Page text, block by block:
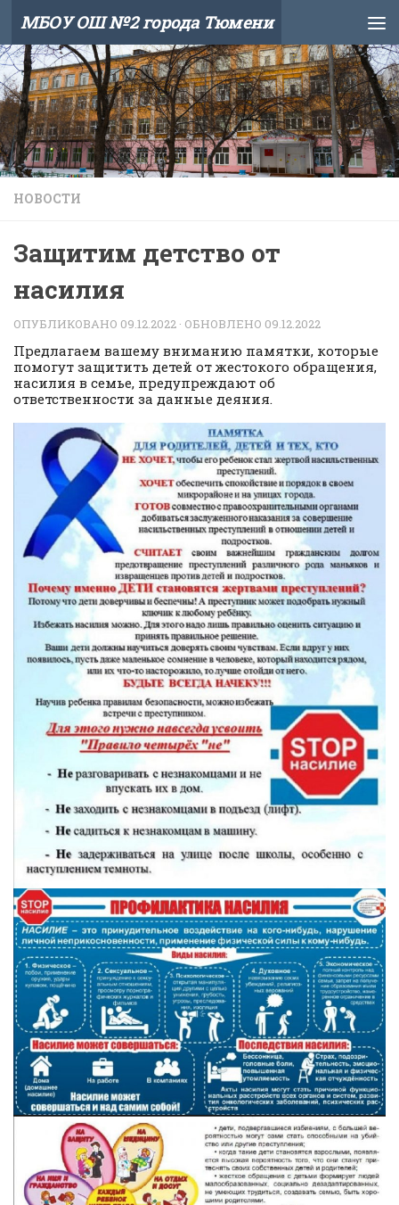
Skip to content
МБОУ ОШ №2 города Тюмени
НОВОСТИ
Защитим детство от
насилия
ОПУБЛИКОВАНО 09.12.2022 · ОБНОВЛЕНО 09.12.2022
Предлагаем вашему вниманию памятки, которые
помогут защитить детей от жестокого обращения,
насилия в семье, предупреждают об
ответственности за данные деяния.